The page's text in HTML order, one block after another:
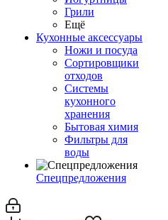
Грили
Ещё
Кухонные аксессуары
Ножи и посуда
Сортировщики
отходов
Системы
кухонного
хранения
Бытовая химия
Фильтры для
воды
Спецпредложения